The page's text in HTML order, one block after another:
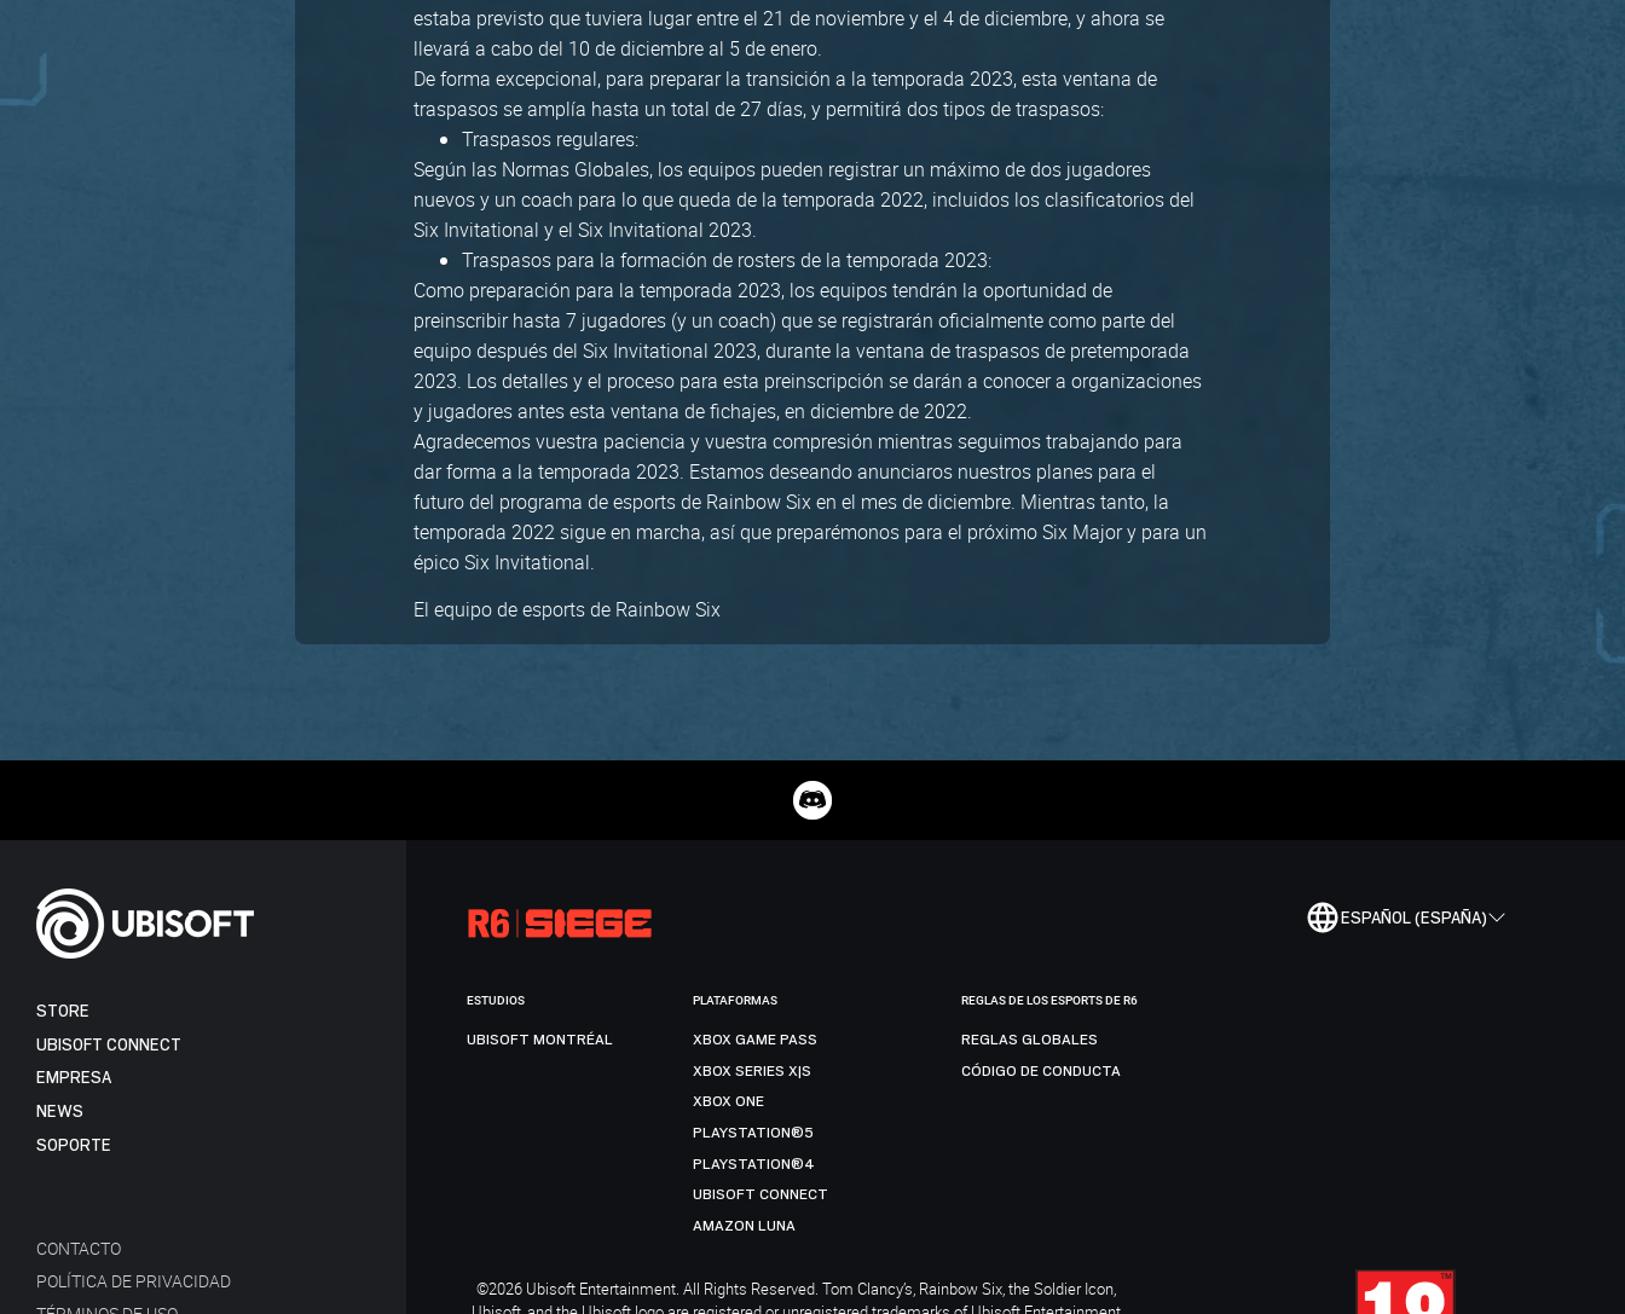
estaba previsto que tuviera lugar entre el 21 de noviembre y el 4 de diciembre, y ahora se
llevará a cabo del 10 de diciembre al 5 de enero.
De forma excepcional, para preparar la transición a la temporada 2023, esta ventana de
traspasos se amplía hasta un total de 27 días, y permitirá dos tipos de traspasos:
Traspasos regulares:
Según las Normas Globales, los equipos pueden registrar un máximo de dos jugadores
nuevos y un coach para lo que queda de la temporada 2022, incluidos los clasificatorios del
Six Invitational y el Six Invitational 2023.
Traspasos para la formación de rosters de la temporada 2023:
Como preparación para la temporada 2023, los equipos tendrán la oportunidad de
preinscribir hasta 7 jugadores (y un coach) que se registrarán oficialmente como parte del
equipo después del Six Invitational 2023, durante la ventana de traspasos de pretemporada
2023. Los detalles y el proceso para esta preinscripción se darán a conocer a organizaciones
y jugadores antes esta ventana de fichajes, en diciembre de 2022.
Agradecemos vuestra paciencia y vuestra compresión mientras seguimos trabajando para
dar forma a la temporada 2023. Estamos deseando anunciaros nuestros planes para el
futuro del programa de esports de Rainbow Six en el mes de diciembre. Mientras tanto, la
temporada 2022 sigue en marcha, así que preparémonos para el próximo Six Major y para un
épico Six Invitational.
El equipo de esports de Rainbow Six
ESPAÑOL (ESPAÑA)
STORE
UBISOFT CONNECT
EMPRESA
NEWS
SOPORTE
CONTACTO
POLÍTICA DE PRIVACIDAD
ESTUDIOS
UBISOFT MONTRÉAL
PLATAFORMAS
XBOX GAME PASS
XBOX SERIES X|S
XBOX ONE
PLAYSTATION®5
PLAYSTATION®4
UBISOFT CONNECT
AMAZON LUNA
REGLAS DE LOS ESPORTS DE R6
REGLAS GLOBALES
CÓDIGO DE CONDUCTA
©2026 Ubisoft Entertainment. All Rights Reserved. Tom Clancy’s, Rainbow Six, the Soldier Icon,